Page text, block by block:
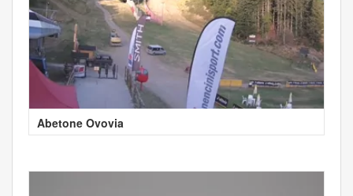
Abetone Ovovia